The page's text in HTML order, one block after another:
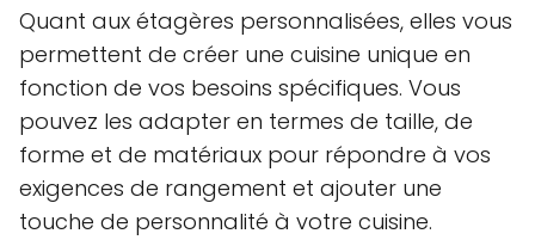
Quant aux étagères personnalisées, elles vous
permettent de créer une cuisine unique en
fonction de vos besoins spécifiques. Vous
pouvez les adapter en termes de taille, de
forme et de matériaux pour répondre à vos
exigences de rangement et ajouter une
touche de personnalité à votre cuisine.